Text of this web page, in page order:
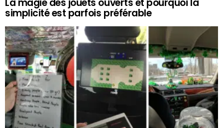
La magie des jouets ouverts et pourquoi la
simplicité est parfois préférable